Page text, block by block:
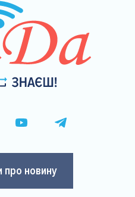
про новину